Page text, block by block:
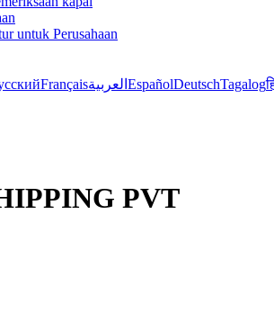
untuk Perusahaan
Françaisالعربية EspañolDeutschTagalog
PVT